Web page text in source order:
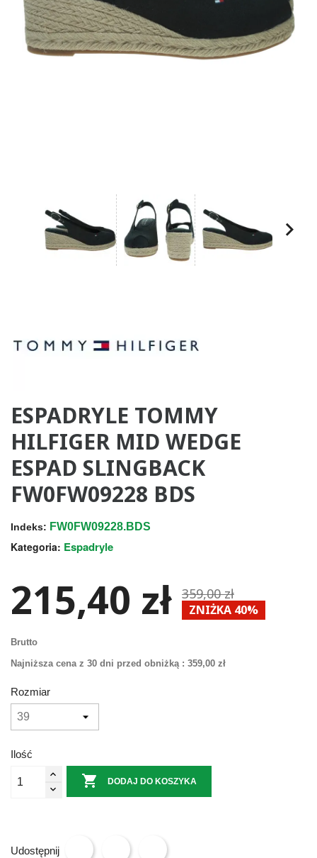
ESPADRYLE TOMMY
HILFIGER MID WEDGE
ESPAD SLINGBACK
FW0FW09228 BDS
Indeks: FW0FW09228.BDS
Kategoria: Espadryle
215,40 zł 359,00 zł
ZNIŻKA 40%
Brutto
Najniższa cena z 30 dni przed obniżką : 359,00 zł
Rozmiar
Ilość
 DODAJ DO KOSZYKA
Udostępnij